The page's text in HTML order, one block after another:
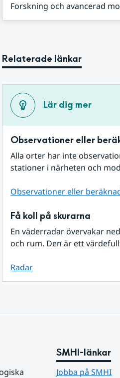
Forskning och avancerad
Relaterade länkar
Lär dig mer
Observationer eller
Alla orter har inte
stationer i närheten och
Observationer eller
Få koll på skurarna
En väderradar övervakar
och rum. Den är ett
Radar
SMHI-länkar
Jobba på SMHI